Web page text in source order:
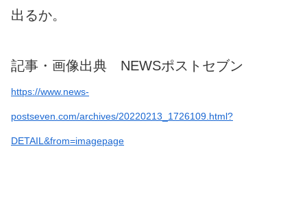
出るか。
記事・画像出典 NEWSポストセブン
https://www.news-
postseven.com/archives/20220213_1726109.html?
DETAIL&from=imagepage